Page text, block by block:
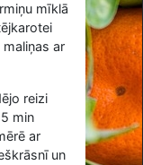
mīklā
ar
reizi
min
ar
un